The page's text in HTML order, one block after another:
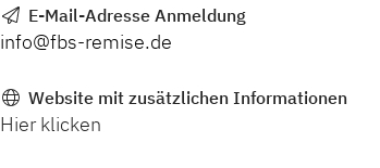
E-Mail-Adresse Anmeldung
info@fbs-remise.de
Website mit zusätzlichen Informationen
Hier klicken